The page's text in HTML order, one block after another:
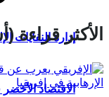
إدارة النفايات
الاقتصاد الأخضر
الأكثر قراءة